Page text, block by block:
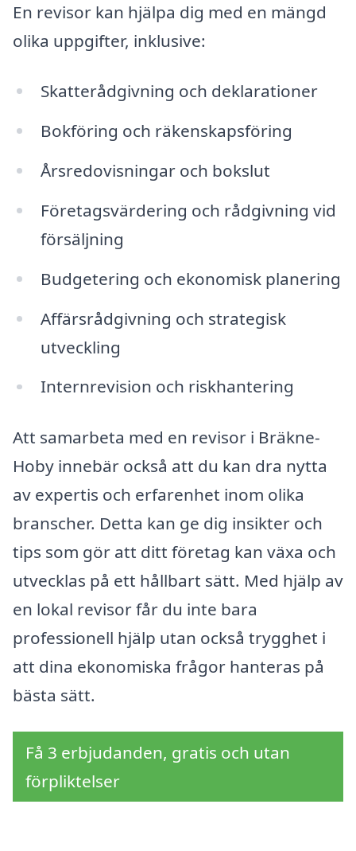
En revisor kan hjälpa dig med en mängd
olika uppgifter, inklusive:
Skatterådgivning och deklarationer
Bokföring och räkenskapsföring
Årsredovisningar och bokslut
Företagsvärdering och rådgivning vid
försäljning
Budgetering och ekonomisk planering
Affärsrådgivning och strategisk
utveckling
Internrevision och riskhantering
Att samarbeta med en revisor i Bräkne-
Hoby innebär också att du kan dra nytta
av expertis och erfarenhet inom olika
branscher. Detta kan ge dig insikter och
tips som gör att ditt företag kan växa och
utvecklas på ett hållbart sätt. Med hjälp av
en lokal revisor får du inte bara
professionell hjälp utan också trygghet i
att dina ekonomiska frågor hanteras på
bästa sätt.
Få 3 erbjudanden, gratis och utan
förpliktelser